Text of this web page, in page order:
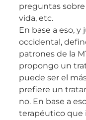
preguntas
vida, etc.
En base a eso,
occidental,
patrones de la
propongo un
puede ser el
prefiere un
no. En base a
terapéutico que